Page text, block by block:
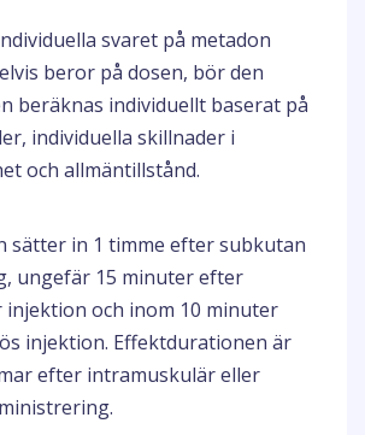
svaret på metadon
beror på dosen, bör den
beräknas individuellt baserat på
individuella skillnader i
och allmäntillstånd.
sätter in 1 timme efter subkutan
ungefär 15 minuter efter
och inom 10 minuter
injektion. Effektdurationen är
efter intramuskulär eller